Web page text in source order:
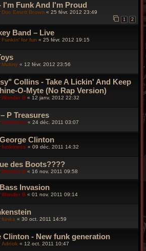
I'm Funk And I'm Proud
Doc Emett Brown « 25 févr. 2012 23:49
1 2
Band – Live
Funkin' for fun « 25 févr. 2012 19:15
Mutiny « 12 févr. 2012 23:56
Collins - Take A Lickin' And Keep
O-Myte (No Rap Version)
Wonder B « 12 janv. 2012 22:32
P Treasures
funkiness « 24 déc. 2011 03:07
Clinton
funkiness « 09 déc. 2011 14:32
des Boots????
Wonder B « 16 nov. 2011 09:58
Invasion
Wonder B « 01 nov. 2011 09:14
funka « 30 oct. 2011 14:59
Clinton - New funk generation
Adriok « 12 oct. 2011 10:47